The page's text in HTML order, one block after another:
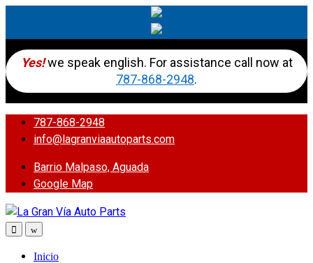
Yes! we speak english. For assistance call now at
787-868-2948.
787-868-2948
info@lagranviaautoparts.com
Barrio Malpaso, Aguada
Google Map
Inicio